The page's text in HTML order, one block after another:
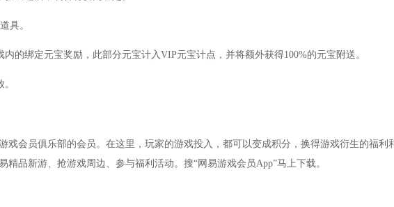
具。
绑定元宝奖励，此部分元宝计入VIP元宝计点，并将额外获得100%的元宝附送。
会员俱乐部的会员。在这里，玩家的游戏投入，都可以变成积分，换得游戏衍生的福利
精品新游、抢游戏周边、参与福利活动。搜“网易游戏会员App”马上下载。